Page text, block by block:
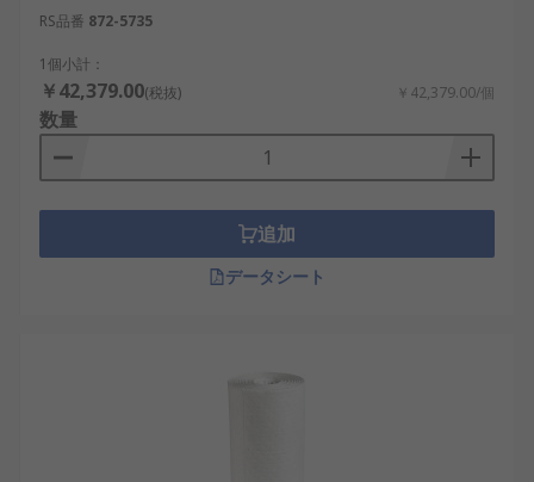
RS品番 872-5735
1個小計：
￥42,379.00(税抜) ￥42,379.00/個
数量
追加
データシート